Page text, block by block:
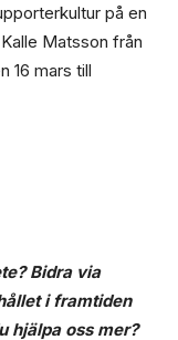
på en
Matsson från
16 mars till
Bidra via
i framtiden
hjälpa oss mer?